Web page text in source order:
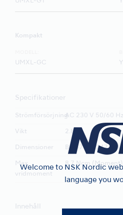
Welcome to NSK Nordic
language you
Kompakt
UMXL-GC
Specifikationer
StrömförsörjningAC 230 V 50/60 Hz
Vikt 2.8 kg
Dimensioner B 167 x D 247 x H
Max.
vridmoment
8.7 Ncm (Moment)
Innehåll